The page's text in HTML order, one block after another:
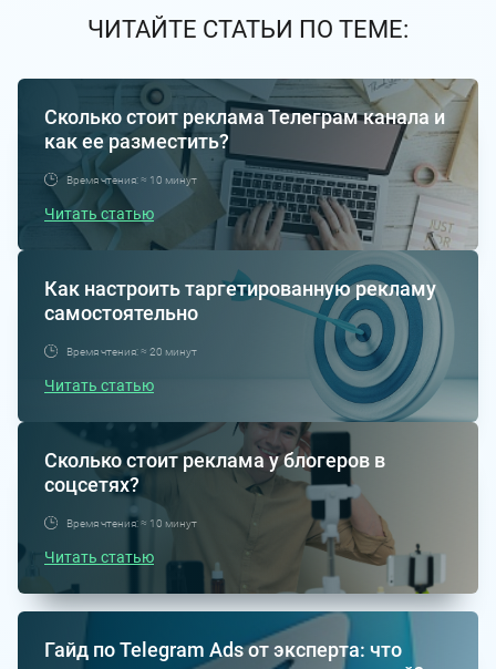
ЧИТАЙТЕ СТАТЬИ ПО ТЕМЕ:
Сколько стоит реклама Телеграм канала и
как ее разместить?
Время чтения: ≈ 10 минут
Читать статью
Как настроить таргетированную рекламу
самостоятельно
Время чтения: ≈ 20 минут
Читать статью
Сколько стоит реклама у блогеров в
соцсетях?
Время чтения: ≈ 10 минут
Читать статью
Гайд по Telegram Ads от эксперта: что